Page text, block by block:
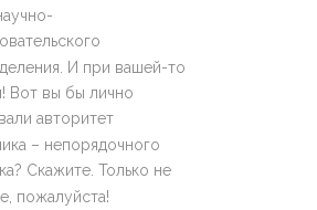
И при вашей-то
Вот вы бы лично
авторитет
– непорядочного
Скажите. Только не
пожалуйста!